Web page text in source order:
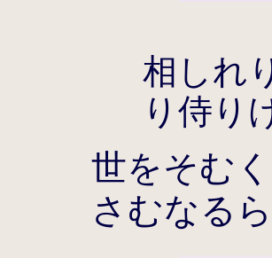
相しれ
り侍り
世をそむ
さむなる